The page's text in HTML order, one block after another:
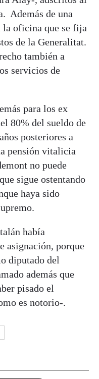
Además de una
la oficina que se fija
de la Generalitat.
también a
servicios de
para los ex
80% del sueldo de
posteriores a
pensión vitalicia
no puede
sigue ostentando
haya sido
había
asignación, porque
diputado del
además que
pisado el
es notorio-.